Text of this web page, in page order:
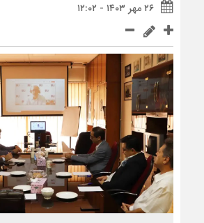
۲۶ مهر ۱۴۰۳ - ۱۲:۰۲